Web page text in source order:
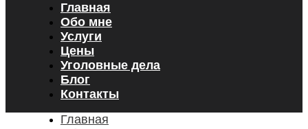
Главная
Обо мне
Услуги
Цены
Уголовные дела
Блог
Контакты
Главная